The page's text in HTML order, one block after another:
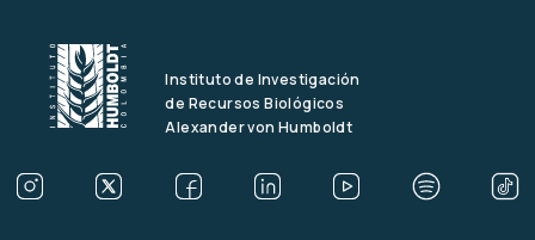
Instituto de Investigación
de Recursos Biológicos
Alexander von Humboldt